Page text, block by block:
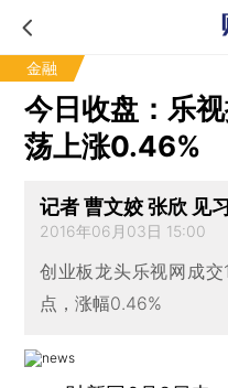
金融
今日收盘：乐
荡上涨0.46%
记者 曹文姣 张欣 见
2016年06月03日 15:00
创业板龙头乐视网成
点，涨幅0.46%